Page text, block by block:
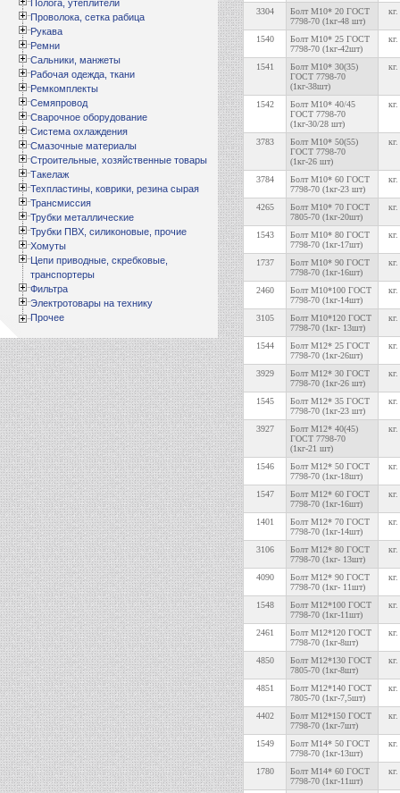
Полога, утеплители
Проволока, сетка рабица
Рукава
Ремни
Сальники, манжеты
Рабочая одежда, ткани
Ремкомплекты
Семяпровод
Сварочное оборудование
Система охлаждения
Смазочные материалы
Строительные, хозяйственные товары
Такелаж
Техпластины, коврики, резина сырая
Трансмиссия
Трубки металлические
Трубки ПВХ, силиконовые, прочие
Хомуты
Цепи приводные, скребковые,
транспортеры
Фильтра
Электротовары на технику
Прочее
3304
Болт М10* 20 ГОСТ
7798-70 (1кг-48 шт)
кг.
1540
Болт М10* 25 ГОСТ
7798-70 (1кг-42шт)
кг.
1541
Болт М10* 30(35)
ГОСТ 7798-70
(1кг-38шт)
кг.
1542
Болт М10* 40/45
ГОСТ 7798-70
(1кг-30/28 шт)
кг.
3783
Болт М10* 50(55)
ГОСТ 7798-70
(1кг-26 шт)
кг.
3784
Болт М10* 60 ГОСТ
7798-70 (1кг-23 шт)
кг.
4265
Болт М10* 70 ГОСТ
7805-70 (1кг-20шт)
кг.
1543
Болт М10* 80 ГОСТ
7798-70 (1кг-17шт)
кг.
1737
Болт М10* 90 ГОСТ
7798-70 (1кг-16шт)
кг.
2460
Болт М10*100 ГОСТ
7798-70 (1кг-14шт)
кг.
3105
Болт М10*120 ГОСТ
7798-70 (1кг- 13шт)
кг.
1544
Болт М12* 25 ГОСТ
7798-70 (1кг-26шт)
кг.
3929
Болт М12* 30 ГОСТ
7798-70 (1кг-26 шт)
кг.
1545
Болт М12* 35 ГОСТ
7798-70 (1кг-23 шт)
кг.
3927
Болт М12* 40(45)
ГОСТ 7798-70
(1кг-21 шт)
кг.
1546
Болт М12* 50 ГОСТ
7798-70 (1кг-18шт)
кг.
1547
Болт М12* 60 ГОСТ
7798-70 (1кг-16шт)
кг.
1401
Болт М12* 70 ГОСТ
7798-70 (1кг-14шт)
кг.
3106
Болт М12* 80 ГОСТ
7798-70 (1кг- 13шт)
кг.
4090
Болт М12* 90 ГОСТ
7798-70 (1кг- 11шт)
кг.
1548
Болт М12*100 ГОСТ
7798-70 (1кг-11шт)
кг.
2461
Болт М12*120 ГОСТ
7798-70 (1кг-8шт)
кг.
4850
Болт М12*130 ГОСТ
7805-70 (1кг-8шт)
кг.
4851
Болт М12*140 ГОСТ
7805-70 (1кг-7,5шт)
кг.
4402
Болт М12*150 ГОСТ
7798-70 (1кг-7шт)
кг.
1549
Болт М14* 50 ГОСТ
7798-70 (1кг-13шт)
кг.
1780
Болт М14* 60 ГОСТ
7798-70 (1кг-11шт)
кг.